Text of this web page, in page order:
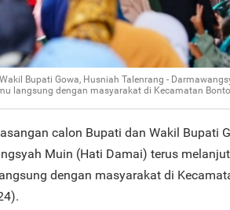
Bupati Gowa, Husniah Talenrang -
langsung dengan masyarakat di Kecamatan
calon Bupati dan Wakil Bupati
Muin (Hati Damai) terus
dengan masyarakat di